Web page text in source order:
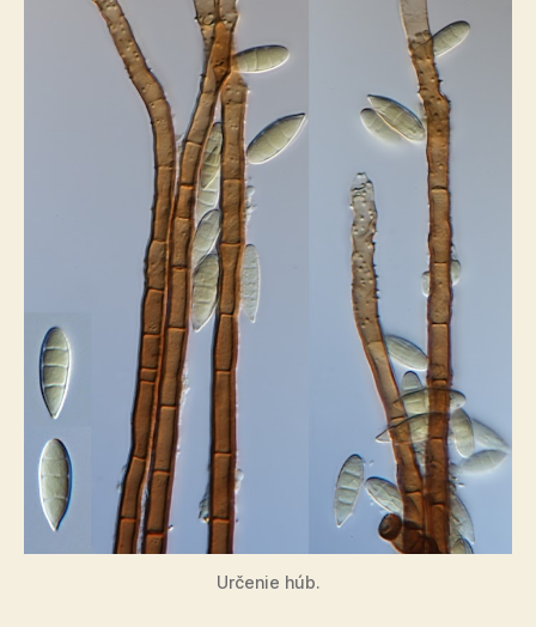
Určenie húb.